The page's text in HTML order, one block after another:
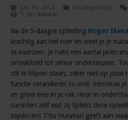
juni 10, 2014 Uncategorized
1,565 Bekeken
Na de 5-daagse opleiding Hoger
krachtig aan het roer en weet je je
te voorzien. Je hebt een aantal jaren
ontwikkeld tot senior ondersteuner.
stil te blijven staan, zeker niet op jouw
functie veranderen zo snel. Vernieuw
en groei mee in je vak.Hoor in
cursisten zelf wat zij tijdens deze
topdocent Titia Huisman geeft aan